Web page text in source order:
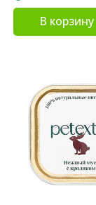
В корзину